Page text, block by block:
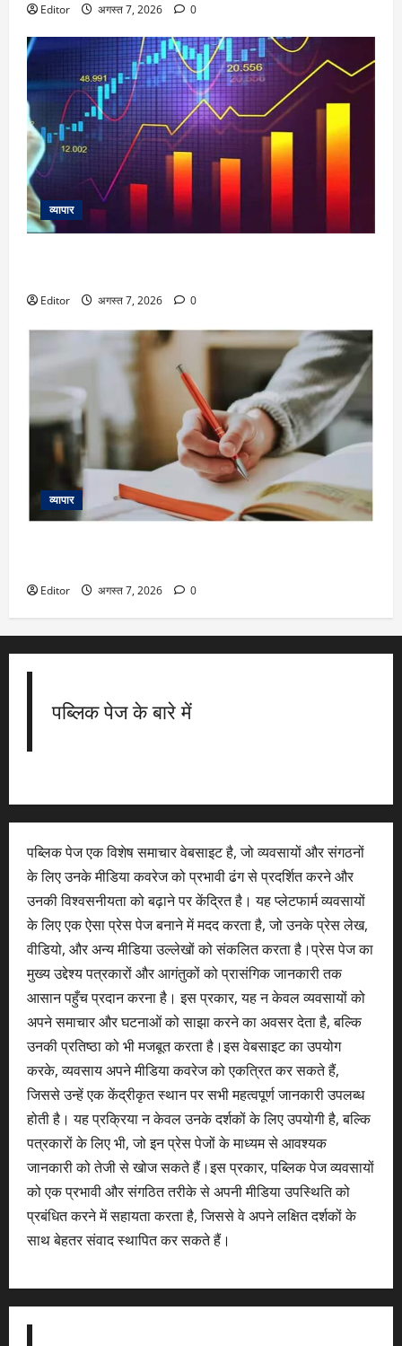
Editor अगस्त 7, 2026 0
व्यापार
Editor अगस्त 7, 2026 0
व्यापार
Editor अगस्त 7, 2026 0
पब्लिक पेज के बारे में
पब्लिक पेज एक विशेष समाचार वेबसाइट है, जो व्यवसायों और संगठनों
के लिए उनके मीडिया कवरेज को प्रभावी ढंग से प्रदर्शित करने और
उनकी विश्वसनीयता को बढ़ाने पर केंद्रित है। यह प्लेटफार्म व्यवसायों
के लिए एक ऐसा प्रेस पेज बनाने में मदद करता है, जो उनके प्रेस लेख,
वीडियो, और अन्य मीडिया उल्लेखों को संकलित करता है।प्रेस पेज का
मुख्य उद्देश्य पत्रकारों और आगंतुकों को प्रासंगिक जानकारी तक
आसान पहुँच प्रदान करना है। इस प्रकार, यह न केवल व्यवसायों को
अपने समाचार और घटनाओं को साझा करने का अवसर देता है, बल्कि
उनकी प्रतिष्ठा को भी मजबूत करता है।इस वेबसाइट का उपयोग
करके, व्यवसाय अपने मीडिया कवरेज को एकत्रित कर सकते हैं,
जिससे उन्हें एक केंद्रीकृत स्थान पर सभी महत्वपूर्ण जानकारी उपलब्ध
होती है। यह प्रक्रिया न केवल उनके दर्शकों के लिए उपयोगी है, बल्कि
पत्रकारों के लिए भी, जो इन प्रेस पेजों के माध्यम से आवश्यक
जानकारी को तेजी से खोज सकते हैं।इस प्रकार, पब्लिक पेज व्यवसायों
को एक प्रभावी और संगठित तरीके से अपनी मीडिया उपस्थिति को
प्रबंधित करने में सहायता करता है, जिससे वे अपने लक्षित दर्शकों के
साथ बेहतर संवाद स्थापित कर सकते हैं।